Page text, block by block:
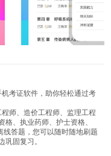
考证软件，助你轻松通过考
师、造价工程师、监理工程
、执业药师、护士资格、
线答题，您可以随时随地刷题
巩固复习。